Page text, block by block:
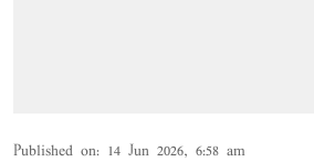
Published on: 14 Jun 2026, 6:58 am